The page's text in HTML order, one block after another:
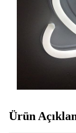
Ürün